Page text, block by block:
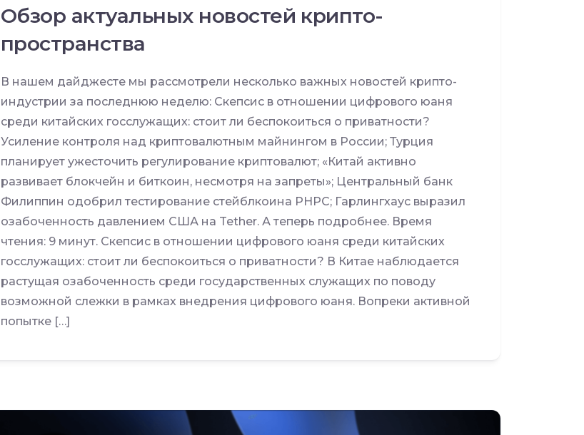
Обзор актуальных новостей крипто-
пространства
В нашем дайджесте мы рассмотрели несколько важных новостей крипто-
индустрии за последнюю неделю: Скепсис в отношении цифрового юаня
среди китайских госслужащих: стоит ли беспокоиться о приватности?
Усиление контроля над криптовалютным майнингом в России; Турция
планирует ужесточить регулирование криптовалют; «Китай активно
развивает блокчейн и биткоин, несмотря на запреты»; Центральный банк
Филиппин одобрил тестирование стейблкоина PHPC; Гарлингхаус выразил
озабоченность давлением США на Tether. А теперь подробнее. Время
чтения: 9 минут. Скепсис в отношении цифрового юаня среди китайских
госслужащих: стоит ли беспокоиться о приватности? В Китае наблюдается
растущая озабоченность среди государственных служащих по поводу
возможной слежки в рамках внедрения цифрового юаня. Вопреки активной
попытке […]